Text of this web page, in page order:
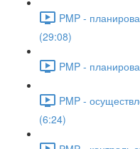
PMP -
(29:08)
PMP -
PMP -
(6:24)